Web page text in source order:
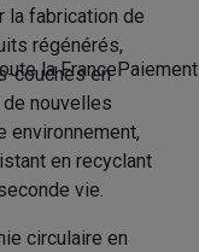
la France
la fabrication de
régénérés,
couches en
de nouvelles
environnement,
en recyclant
vie.
circulaire en